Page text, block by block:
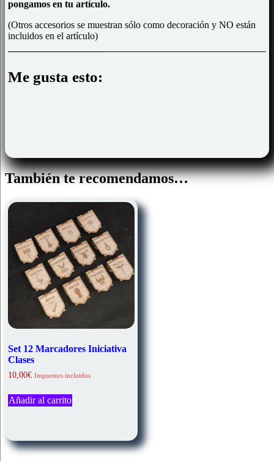
pongamos en tu artículo.
(Otros accesorios se muestran sólo como decoración y NO están
incluidos en el artículo)
Me gusta esto:
También te recomendamos…
Set 12 Marcadores Iniciativa
Clases
10,00€ Impuestos incluidos
Añadir al carrito